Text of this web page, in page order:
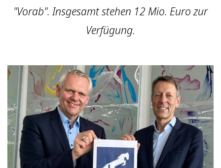
"Vorab". Insgesamt stehen 12 Mio. Euro zur
Verfügung.